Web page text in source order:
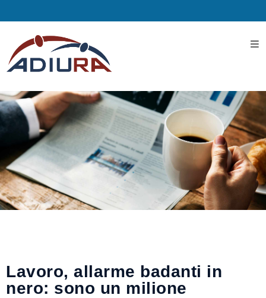
Lavoro, allarme badanti in
nero: sono un milione
Home
Servizi
Servizi
Assistenziali
Assistenza
ospedaliera
Medici